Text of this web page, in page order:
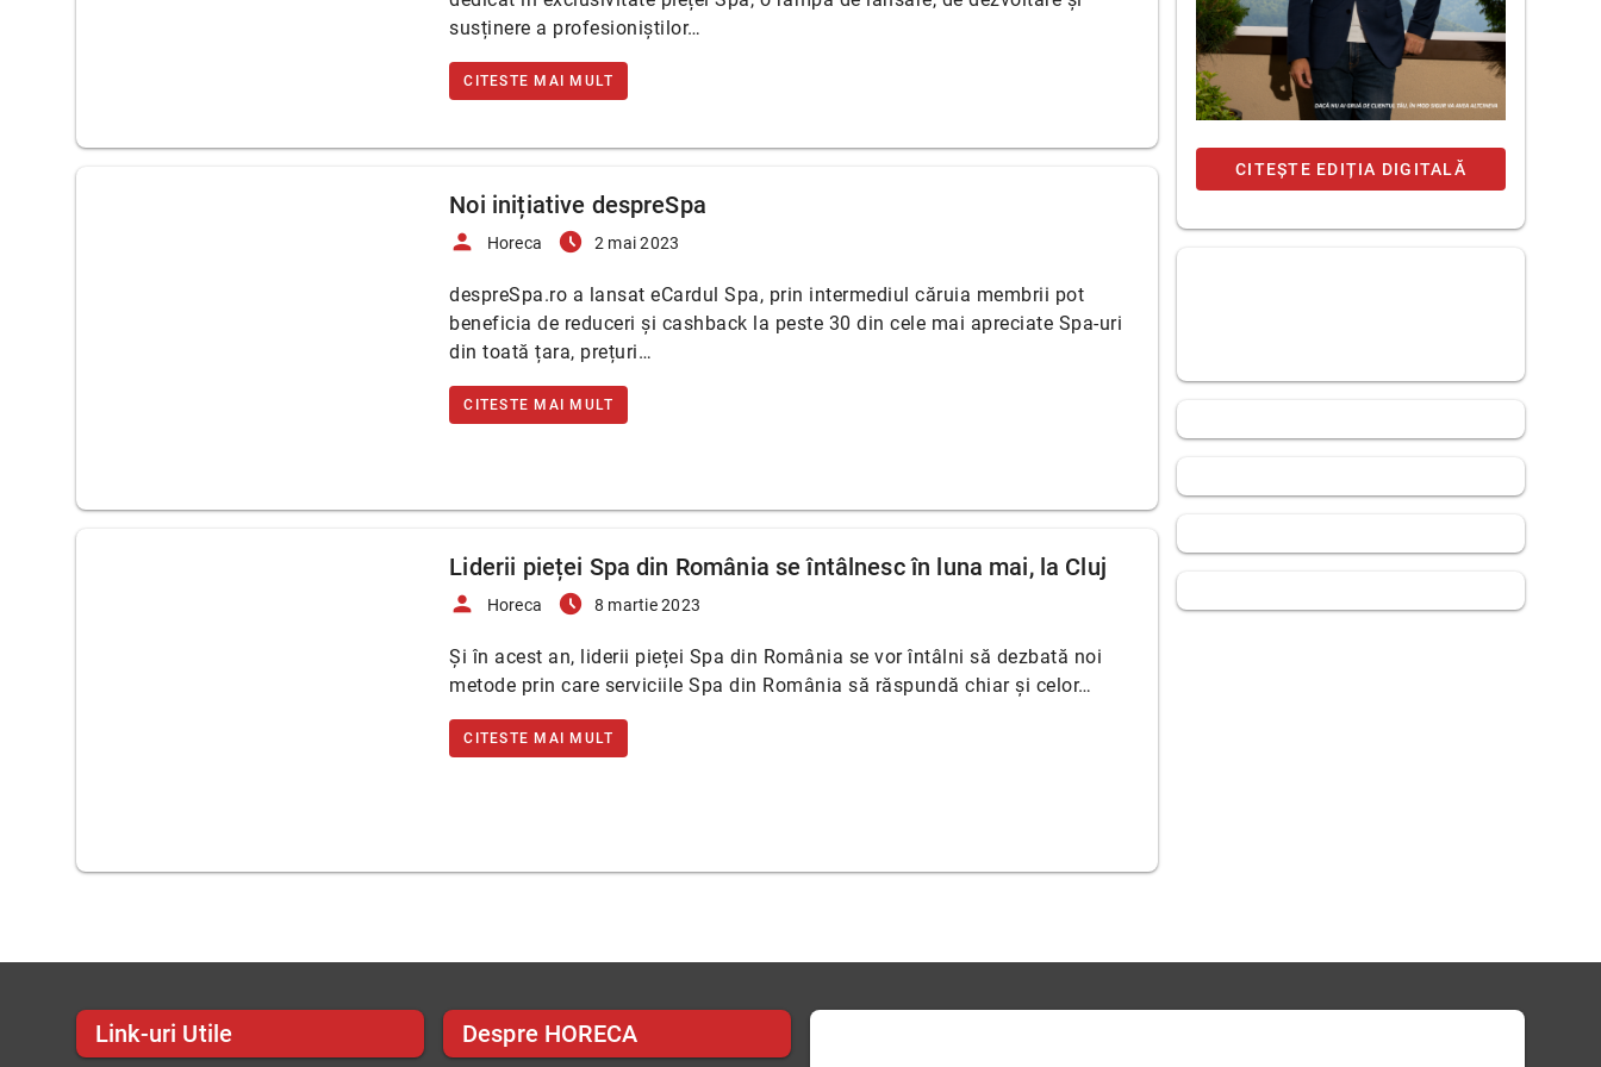
susținere a profesioniștilor…
CITESTE MAI MULT
Noi inițiative despreSpa
person Horeca access_time_filled 2 mai 2023
despreSpa.ro a lansat eCardul Spa, prin intermediul căruia membrii pot
beneficia de reduceri și cashback la peste 30 din cele mai apreciate Spa-uri
din toată țara, prețuri…
CITESTE MAI MULT
Liderii pieței Spa din România se întâlnesc în luna mai, la Cluj
person Horeca access_time_filled 8 martie 2023
Și în acest an, liderii pieței Spa din România se vor întâlni să dezbată noi
metode prin care serviciile Spa din România să răspundă chiar și celor…
CITESTE MAI MULT
CITEȘTE EDIȚIA DIGITALĂ
Link-uri Utile Despre HORECA